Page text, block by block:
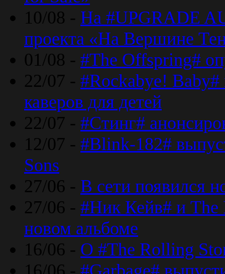
10/08 - На #UPGRADE
проекта «На Вершине
01/08 - #The Offspring#
22/07 - #Rockabye!
каверов для детей
22/07 - #Стинг#
12/07 - #Blink-182#
Sons
27/06 - В сети появился
27/06 - #Ник Кейв# и The
новом альбоме
16/06 - О #The Rolling